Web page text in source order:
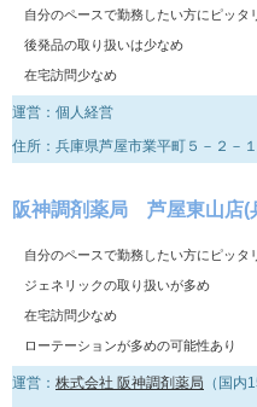
自分のペースで勤務したい方にピッタ
後発品の取り扱いは少なめ
在宅訪問少なめ
運営：個人経営
住所：兵庫県芦屋市業平町５－２－
阪神調剤薬局 芦屋東山店(
自分のペースで勤務したい方にピッタ
ジェネリックの取り扱いが多め
在宅訪問少なめ
ローテーションが多めの可能性あり
運営： 株式会社 阪神調剤薬局 （国内